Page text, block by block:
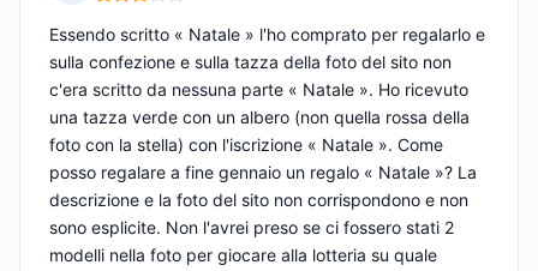
Essendo scritto « Natale » l'ho comprato per regalarlo e
sulla confezione e sulla tazza della foto del sito non
c'era scritto da nessuna parte « Natale ». Ho ricevuto
una tazza verde con un albero (non quella rossa della
foto con la stella) con l'iscrizione « Natale ». Come
posso regalare a fine gennaio un regalo « Natale »? La
descrizione e la foto del sito non corrispondono e non
sono esplicite. Non l'avrei preso se ci fossero stati 2
modelli nella foto per giocare alla lotteria su quale